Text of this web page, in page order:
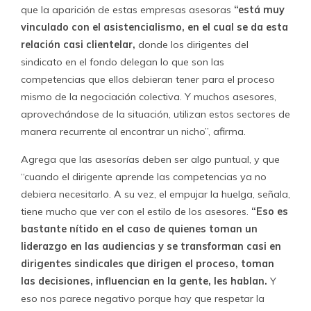
Usted posee el 49% de la propiedad en la empresa
Centro de Estudios del Trabajo (CETRA) ¿Tiene
participación activa hoy en la gestión de la empresa?
Tal como se señala en la declaración de intereses y
patrimonio actualmente no se tiene participación en la
gestión de la empresa. En realidad, no tengo participación
en la gestión desde el año 2006 como lo consigna la
Modificación de Sociedad de fecha 20 de abril de 2006
en la Notaría Ñuñoa.
Como propietaria de Cetra, ¿cuál es el tipo de asesoría
que presta hoy su firma a los sindicatos? ¿Hay un cobro
Cetra asesora a organizaciones sindicales de los sectores
públicos y privados. Este servicio incluye apoyo técnico en
negociaciones y formación sindical y asesoría estratégica.